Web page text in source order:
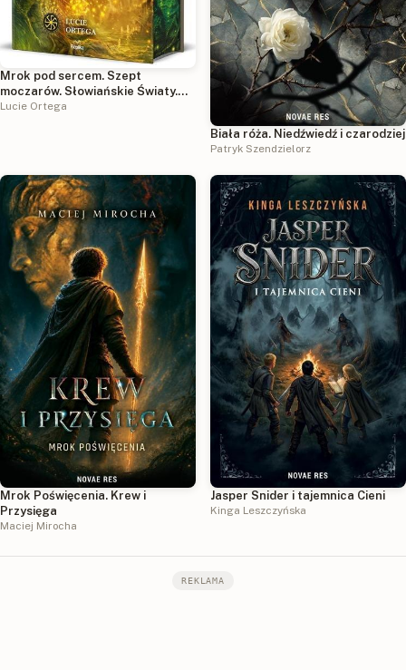
Mrok pod sercem. Szept
moczarów. Słowiańskie Światy.
Tom 2 (ilustrowane brzegi)
Lucie Ortega
Biała róża. Niedźwiedź i czarodziej
Patryk Szendzielorz
Mrok Poświęcenia. Krew i
Przysięga
Maciej Mirocha
Jasper Snider i tajemnica Cieni
Kinga Leszczyńska
REKLAMA